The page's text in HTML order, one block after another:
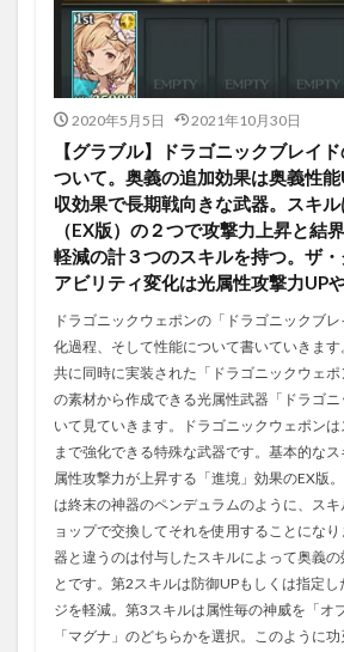
2020年5月5日 2021年10月30日
【グラブル】ドラゴニックブレイ
ついて。奥義の追加効果は奥義性
収効果で長期戦向きな武器。スキ
（EX版）の２つで攻撃力上昇と結
軽減の計３つのスキルを持つ。ザ
アビリティ変化は光属性攻撃力UP
ドラゴニックウェポンの「ドラゴニックブ
化過程、そして性能について書いていきます
共に同時に実装された「ドラゴニックウェ
の素材から作成できる光属性武器「ドラゴ
いて見ていきます。ドラゴニックウェポン
まで強化できる特殊な武器です。基本的な
属性攻撃力が上昇する「進境」効果のEX版
は終末の神器のペンデュラムのように、ス
ョップで交換してそれを使用することにな
器と違うのは付与したスキルによって奥義の
とです。第2スキルは防御UPもしくは指定
ジを軽減。第3スキルは属性毎の神威を「オ
「マグナ」のどちらかを選択。このように